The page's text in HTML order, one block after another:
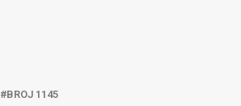
BROJ 1145